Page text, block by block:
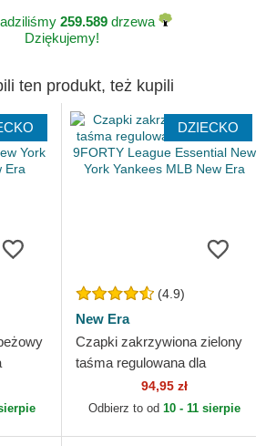
259.589drzewa
Dziękujemy!
ten produkt, też kupili
DZIECKO
(4.9)
New Era
Czapki zakrzywiona zielony
taśma regulowana dla
dziecka 9FORTY League
Essential New York
94,95 zł
Odbierz to od 10 - 11 sierpie